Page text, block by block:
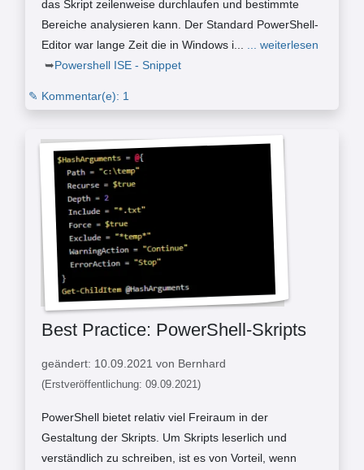
das Skript zeilenweise durchlaufen und bestimmte
Bereiche analysieren kann. Der Standard PowerShell-
Editor war lange Zeit die in Windows i...
... weiterlesen
Powershell ISE - Snippet
✎ Kommentar(e): 1
Best Practice: PowerShell-Skripts
geändert: 10.09.2021 von Bernhard
(Erstveröffentlichung: 09.09.2021)
PowerShell bietet relativ viel Freiraum in der
Gestaltung der Skripts. Um Skripts leserlich und
verständlich zu schreiben, ist es von Vorteil, wenn